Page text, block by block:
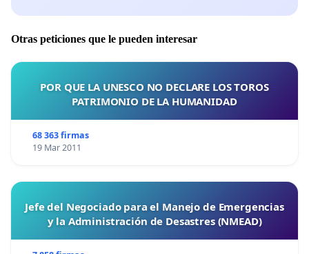
Otras peticiones que le pueden interesar
POR QUE LA UNESCO NO DECLARE LOS TOROS
PATRIMONIO DE LA HUMANIDAD
68 363 firmas
19 Mar 2011
Jefe del Negociado para el Manejo de Emergencias
y la Administración de Desastres (NMEAD)